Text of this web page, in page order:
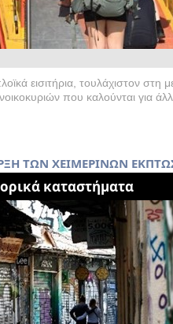
εισιτήρια, τουλάχιστον στη
που καλούνται για
ΤΩΝ ΧΕΙΜΕΡΙΝΩΝ
καταστήματα